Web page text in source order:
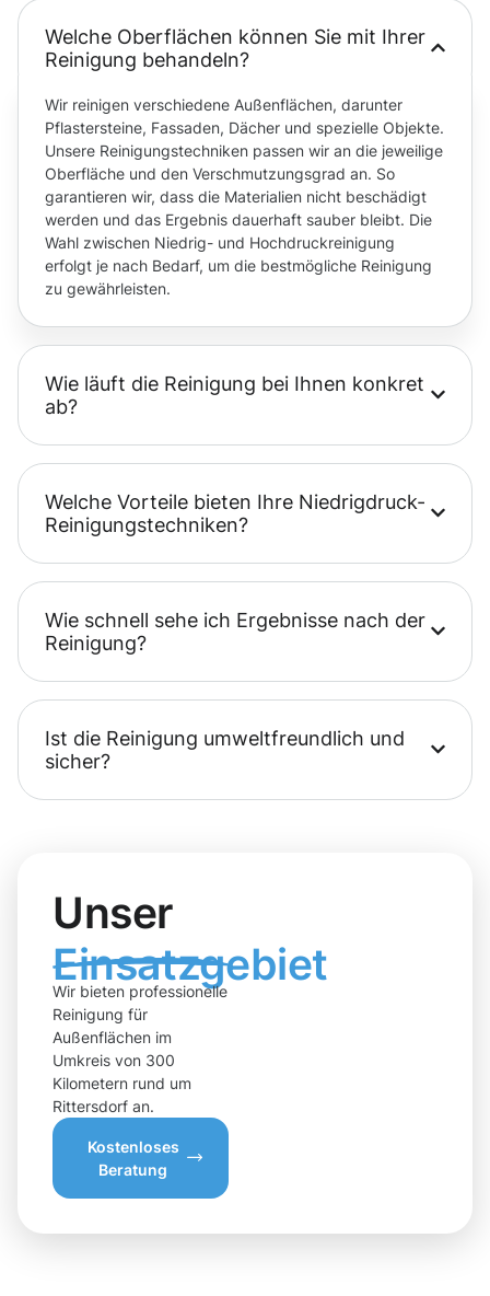
Welche Oberflächen können Sie mit Ihrer
Reinigung behandeln?
Wir reinigen verschiedene Außenflächen, darunter
Pflastersteine, Fassaden, Dächer und spezielle Objekte.
Unsere Reinigungstechniken passen wir an die jeweilige
Oberfläche und den Verschmutzungsgrad an. So
garantieren wir, dass die Materialien nicht beschädigt
werden und das Ergebnis dauerhaft sauber bleibt. Die
Wahl zwischen Niedrig- und Hochdruckreinigung
erfolgt je nach Bedarf, um die bestmögliche Reinigung
zu gewährleisten.
Wie läuft die Reinigung bei Ihnen konkret
ab?
Welche Vorteile bieten Ihre Niedrigdruck-
Reinigungstechniken?
Wie schnell sehe ich Ergebnisse nach der
Reinigung?
Ist die Reinigung umweltfreundlich und
sicher?
Unser
Einsatzgebiet
Wir bieten professionelle
Reinigung für
Außenflächen im
Umkreis von 300
Kilometern rund um
Rittersdorf an.
Kostenloses
Beratung